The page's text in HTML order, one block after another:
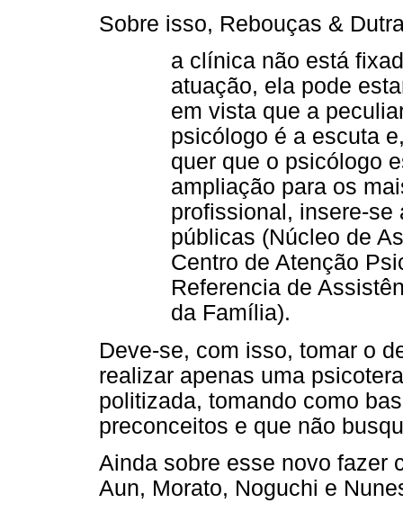
Sobre isso, Rebouças &
a clínica não está
atuação, ela pode
em vista que a
psicólogo é a escuta
quer que o psicólogo
ampliação para os
profissional, insere-
públicas (Núcleo de
Centro de Atenção
Referencia de
da Família).
Deve-se, com isso, tomar o
realizar apenas uma
politizada, tomando como
preconceitos e que não
Ainda sobre esse novo fazer
Aun, Morato, Noguchi e